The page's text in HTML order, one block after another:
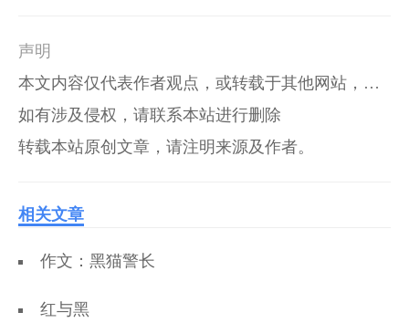
声明
本文内容仅代表作者观点，或转载于其他网站，本站不以此文作为商业用途
如有涉及侵权，请联系本站进行删除
转载本站原创文章，请注明来源及作者。
相关文章
作文：黑猫警长
红与黑